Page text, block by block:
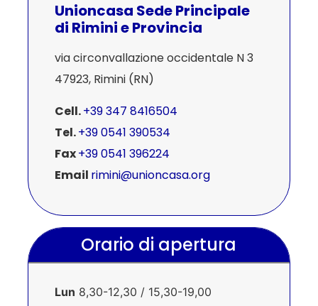
Unioncasa Sede Principale
di Rimini e Provincia
via circonvallazione occidentale N 3
47923, Rimini (RN)
Cell.+39 347 8416504
Tel.+39 0541 390534
Fax+39 0541 396224
Email rimini@unioncasa.org
Orario di apertura
Lun 8,30-12,30 / 15,30-19,00